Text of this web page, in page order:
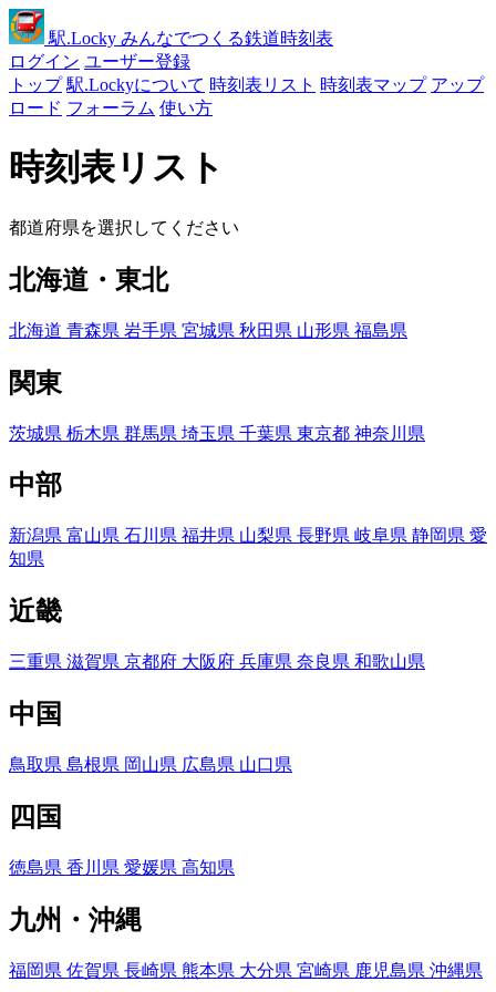
駅.Locky みんなでつくる鉄道時刻表
ログイン ユーザー登録
トップ 駅.Lockyについて 時刻表リスト 時刻表マップ アップ
ロード フォーラム 使い方
時刻表リスト
都道府県を選択してください
北海道・東北
北海道 青森県 岩手県 宮城県 秋田県 山形県 福島県
関東
茨城県 栃木県 群馬県 埼玉県 千葉県 東京都 神奈川県
中部
新潟県 富山県 石川県 福井県 山梨県 長野県 岐阜県 静岡県 愛
知県
近畿
三重県 滋賀県 京都府 大阪府 兵庫県 奈良県 和歌山県
中国
鳥取県 島根県 岡山県 広島県 山口県
四国
徳島県 香川県 愛媛県 高知県
九州・沖縄
福岡県 佐賀県 長崎県 熊本県 大分県 宮崎県 鹿児島県 沖縄県